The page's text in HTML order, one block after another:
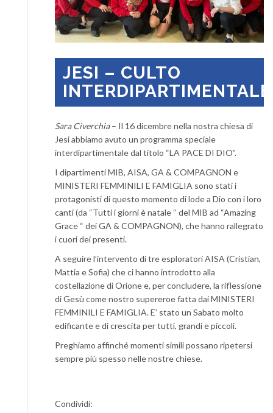
JESI – CULTO
INTERDIPARTIMENTALE
Sara Civerchia– Il 16 dicembre nella nostra chiesa di
Jesi abbiamo avuto un programma speciale
interdipartimentale dal titolo “LA PACE DI DIO”.
I dipartimenti MIB, AISA, GA & COMPAGNON e
MINISTERI FEMMINILI E FAMIGLIA sono stati i
protagonisti di questo momento di lode a Dio con i loro
canti (da “Tutti i giorni è natale “ del MIB ad “Amazing
Grace “ dei GA & COMPAGNON), che hanno rallegrato
i cuori dei presenti.
A seguire l’intervento di tre esploratori AISA (Cristian,
Mattia e Sofia) che ci hanno introdotto alla
costellazione di Orione e, per concludere, la riflessione
di Gesù come nostro supereroe fatta dai MINISTERI
FEMMINILI E FAMIGLIA. E’ stato un Sabato molto
edificante e di crescita per tutti, grandi e piccoli.
Preghiamo affinché momenti simili possano ripetersi
sempre più spesso nelle nostre chiese.
Condividi: